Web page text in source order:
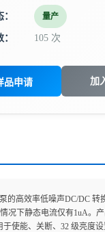
量产
105 次
品申请 加
的高效率低噪声DC/DC
况下静态电流仅有1uA。
使能、关断、32 级亮度